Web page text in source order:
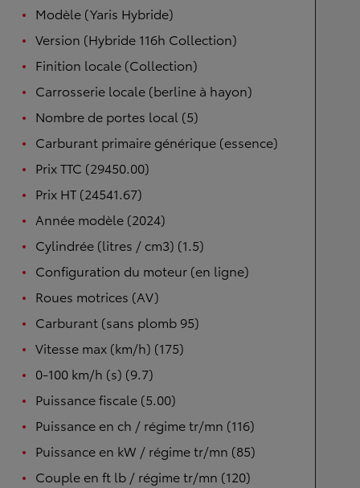
Modèle (Yaris Hybride)
Version (Hybride 116h Collection)
Finition locale (Collection)
Carrosserie locale (berline à hayon)
Nombre de portes local (5)
Carburant primaire générique (essence)
Prix TTC (29450.00)
Prix HT (24541.67)
Année modèle (2024)
Cylindrée (litres / cm3) (1.5)
Configuration du moteur (en ligne)
Roues motrices (AV)
Carburant (sans plomb 95)
Vitesse max (km/h) (175)
0-100 km/h (s) (9.7)
Puissance fiscale (5.00)
Puissance en ch / régime tr/mn (116)
Puissance en kW / régime tr/mn (85)
Couple en ft lb / régime tr/mn (120)